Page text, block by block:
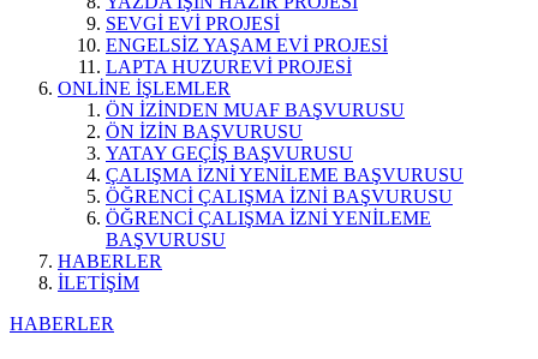
SEVGİ EVİ PROJESİ
ENGELSİZ YAŞAM EVİ PROJESİ
LAPTA HUZUREVİ PROJESİ
ONLİNE İŞLEMLER
ÖN İZİNDEN MUAF BAŞVURUSU
ÖN İZİN BAŞVURUSU
YATAY GEÇİŞ BAŞVURUSU
ÇALIŞMA İZNİ YENİLEME BAŞVURUSU
ÖĞRENCİ ÇALIŞMA İZNİ BAŞVURUSU
ÖĞRENCİ ÇALIŞMA İZNİ YENİLEME
BAŞVURUSU
HABERLER
İLETİŞİM
HABERLER